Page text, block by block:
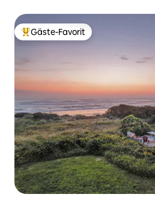
Beliebter Gäste-Favorit.
Gäste-Favorit